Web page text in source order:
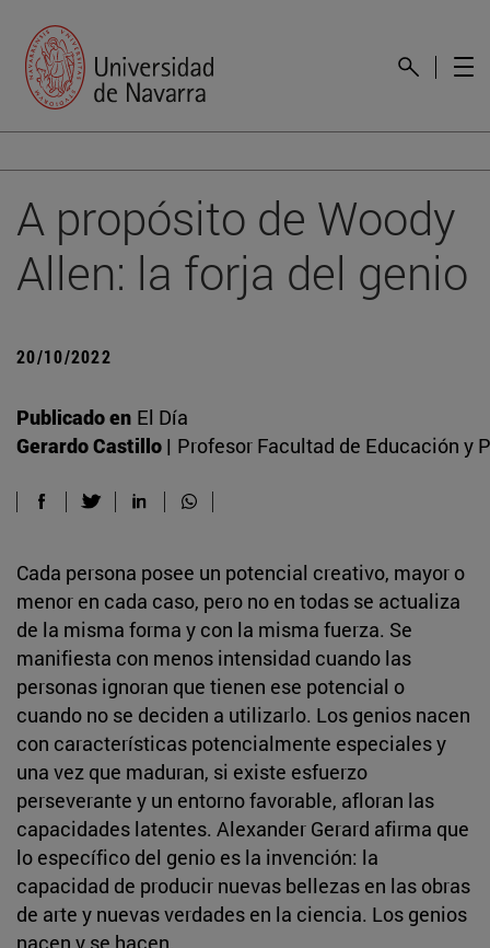
A propósito de Woody
Allen: la forja del genio
20/10/2022
Publicado en El Día
Gerardo Castillo | Profesor Facultad de Educación y
Cada persona posee un potencial creativo, mayor o
menor en cada caso, pero no en todas se actualiza
de la misma forma y con la misma fuerza. Se
manifiesta con menos intensidad cuando las
personas ignoran que tienen ese potencial o
cuando no se deciden a utilizarlo. Los genios nacen
con características potencialmente especiales y
una vez que maduran, si existe esfuerzo
perseverante y un entorno favorable, afloran las
capacidades latentes. Alexander Gerard afirma que
lo específico del genio es la invención: la
capacidad de producir nuevas bellezas en las obras
de arte y nuevas verdades en la ciencia. Los genios
nacen y se hacen.